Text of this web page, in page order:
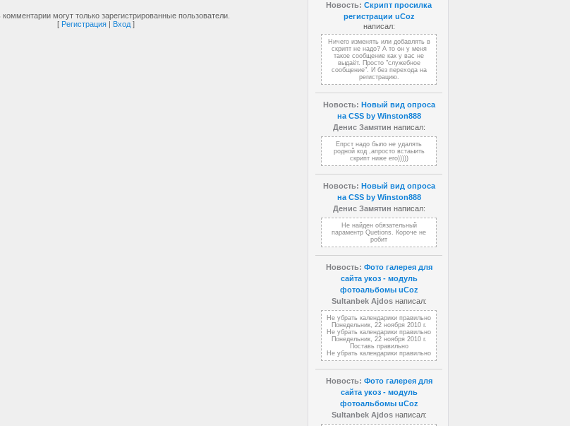
Новость: Скрипт просилка
регистрации uCoz
написал:
Ничего изменять или добавлять в
скрипт не надо? А то он у меня
такое сообщение как у вас не
выдаёт. Просто "служебное
сообщение". И без перехода на
регистрацию.
Новость: Новый вид опроса
на CSS by Winston888
Денис Замятин написал:
Епрст надо было не удалять
родной код ,апросто встаыить
скрипт ниже его)))))
Новость: Новый вид опроса
на CSS by Winston888
Денис Замятин написал:
Не найден обязательный
параментр Quetions. Короче не
робит
Новость: Фото галерея для
сайта укоз - модуль
фотоальбомы uCoz
Sultanbek Ajdosнаписал:
Не убрать календарики правильно
Понедельник, 22 ноября 2010 г.
Не убрать календарики правильно
Понедельник, 22 ноября 2010 г.
Поставь правильно
Не убрать календарики правильно
Новость: Фото галерея для
сайта укоз - модуль
фотоальбомы uCoz
Sultanbek Ajdosнаписал:
комментарии могут только зарегистрированные пользователи.
[ Регистрация | Вход ]